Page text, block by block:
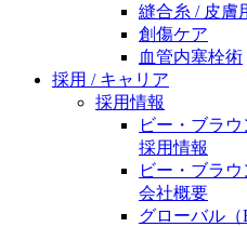
販売代理店さま向け情報​
水頭症について
「水頭症」とはどのよ
多い水頭症と、小児に
や治療法など「水頭症
ができます。
エースクラップアカデミ
医療に携わるあらゆる方
提供していくことを目指
縫合糸 / 皮膚
創傷ケア
血管内塞栓術
採用 / キャリア
採用情報
ビー・ブラ
採用情報
ビー・ブラ
会社概要
グローバル